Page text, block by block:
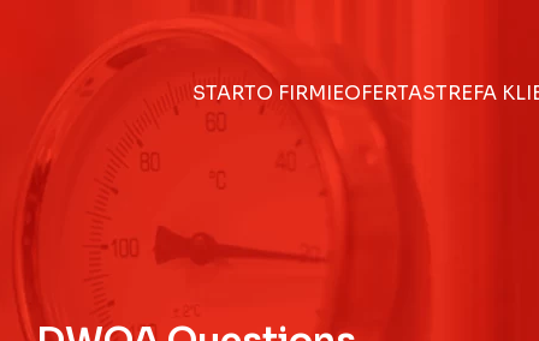
STARTO FIRMIEOFERTASTREFA